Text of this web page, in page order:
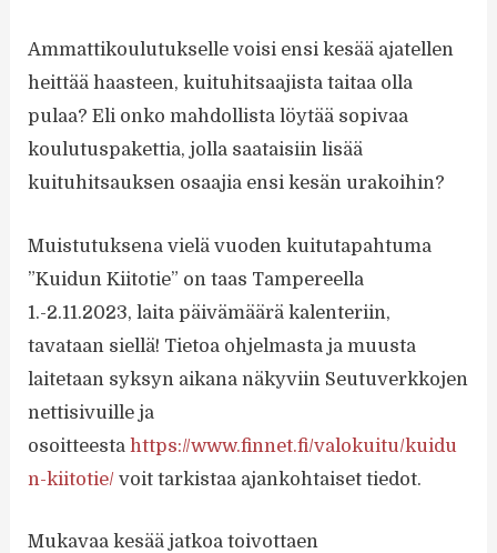
Ammattikoulutukselle voisi ensi kesää ajatellen
heittää haasteen, kuituhitsaajista taitaa olla
pulaa? Eli onko mahdollista löytää sopivaa
koulutuspakettia, jolla saataisiin lisää
kuituhitsauksen osaajia ensi kesän urakoihin?
Muistutuksena vielä vuoden kuitutapahtuma
”Kuidun Kiitotie” on taas Tampereella
1.-2.11.2023, laita päivämäärä kalenteriin,
tavataan siellä! Tietoa ohjelmasta ja muusta
laitetaan syksyn aikana näkyviin Seutuverkkojen
nettisivuille ja
osoitteestahttps://www.finnet.fi/valokuitu/kuidu
n-kiitotie/ voit tarkistaa ajankohtaiset tiedot.
Mukavaa kesää jatkoa toivottaen